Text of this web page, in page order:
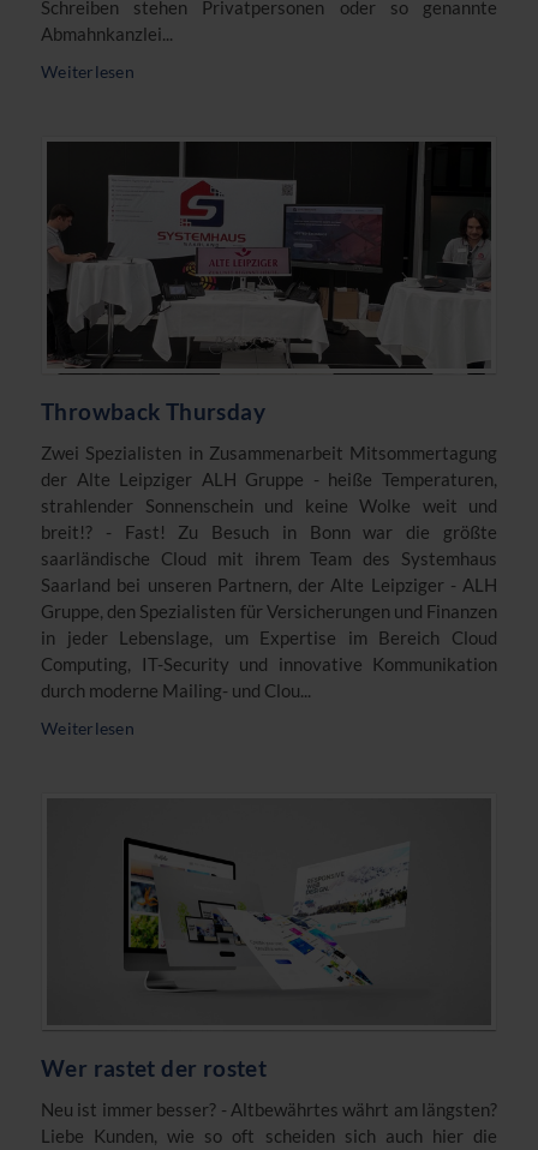
Schreiben stehen Privatpersonen oder so genannte
Abmahnkanzlei...
Weiterlesen
Throwback Thursday
Zwei Spezialisten in Zusammenarbeit Mitsommertagung
der Alte Leipziger ALH Gruppe - heiße Temperaturen,
strahlender Sonnenschein und keine Wolke weit und
breit!? - Fast! Zu Besuch in Bonn war die größte
saarländische Cloud mit ihrem Team des Systemhaus
Saarland bei unseren Partnern, der Alte Leipziger - ALH
Gruppe, den Spezialisten für Versicherungen und Finanzen
in jeder Lebenslage, um Expertise im Bereich Cloud
Computing, IT-Security und innovative Kommunikation
durch moderne Mailing- und Clou...
Weiterlesen
Wer rastet der rostet
Neu ist immer besser? - Altbewährtes währt am längsten?
Liebe Kunden, wie so oft scheiden sich auch hier die